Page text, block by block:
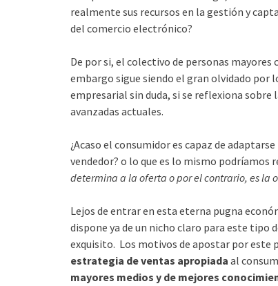
realmente sus recursos en la gestión y
del comercio electrónico?
De por si, el colectivo de personas
embargo sigue siendo el gran olvidado por
empresarial sin duda, si se reflexiona sobre
avanzadas actuales.
¿Acaso el consumidor es capaz de
vendedor? o lo que es lo mismo podríamos
determina a la oferta o por el contrario, es
Lejos de entrar en esta eterna pugna
dispone ya de un nicho claro para este tipo
exquisito. Los motivos de apostar por este
estrategia de ventas apropiada al
mayores medios y de mejores